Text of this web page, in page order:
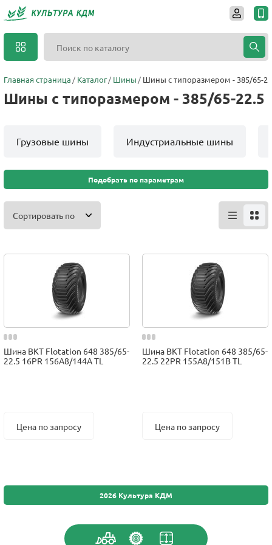
Главная страница Каталог Шины Шины с типоразмером - 385/65-
Шины с типоразмером - 385/65-22.5
Грузовые шины Индустриальные шины
Подобрать по параметрам
Сортировать по
Шина BKT Flotation 648 385/65-
22.5 16PR 156A8/144A TL
Цена по запросу
Шина BKT Flotation 648 385/65-
22.5 22PR 155A8/151B TL
Цена по запросу
2026 Культура КДМ